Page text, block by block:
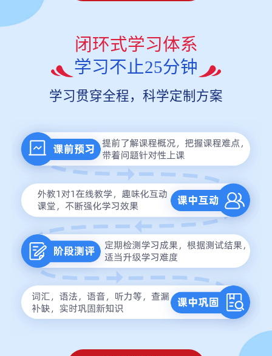
闭环式学习体系
学习不止25分钟
学习贯穿全程，科学定制方案